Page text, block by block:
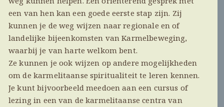
een van hen kan een goede eerste stap zijn. Zij
kunnen je de weg wijzen naar regionale en of
landelijke bijeenkomsten van Karmelbeweging,
waarbij je van harte welkom bent.
Ze kunnen je ook wijzen op andere mogelijkheden
om de karmelitaanse spiritualiteit te leren kennen.
Je kunt bijvoorbeeld meedoen aan een cursus of
lezing in een van de karmelitaanse centra van